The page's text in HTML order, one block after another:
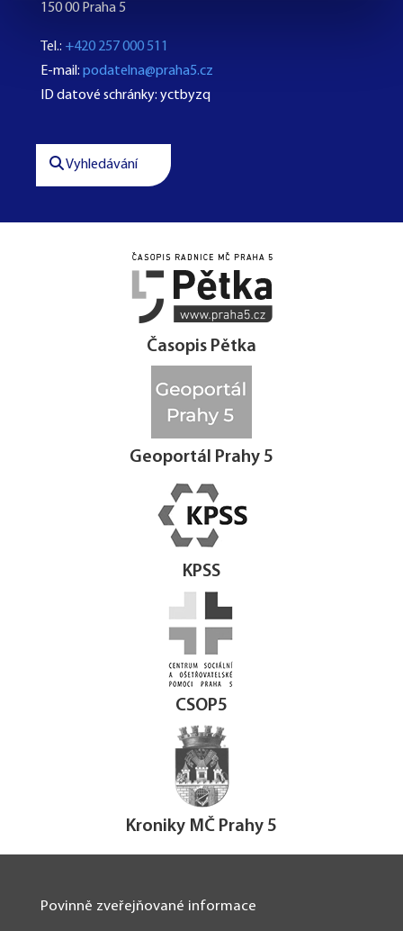
150 00 Praha 5
Tel.: +420 257 000 511
E-mail: podatelna@praha5.cz
ID datové schránky: yctbyzq
Vyhledávání
 
Časopis Pětka
Geoportál Prahy 5
KPSS
CSOP5
Kroniky MČ Prahy 5
Povinně zveřejňované informace